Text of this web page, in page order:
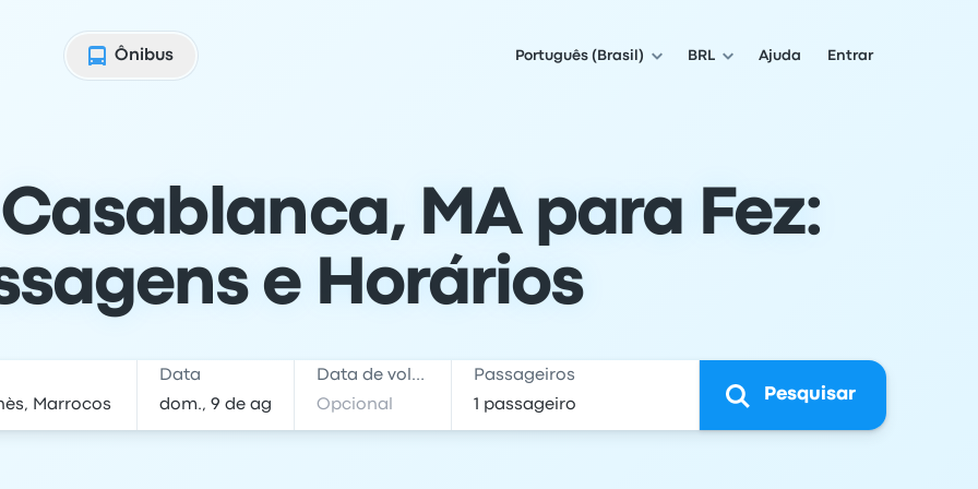
Ônibus
Português (Brasil) BRL Ajuda Entrar
MA para Fez:
e Horários
Data Data de volta Passageiros
Pesquisar